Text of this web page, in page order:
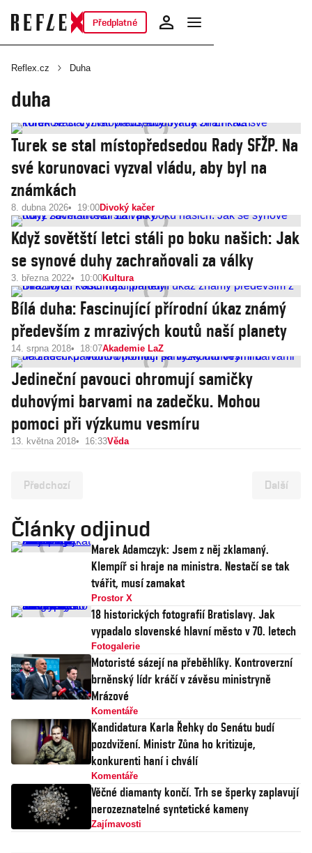
Předplatné
Reflex.cz Duha
duha
Turek se stal místopředsedou Rady SFŽP. Na
své korunovaci vyzval vládu, aby byl na
známkách
8. dubna 2026 19:00Divoký kačer
Když sovětští letci stáli po boku našich: Jak
se synové duhy zachraňovali za války
3. března 2022 10:00Kultura
Bílá duha: Fascinující přírodní úkaz známý
především z mrazivých koutů naší planety
14. srpna 2018 18:07Akademie LaZ
Jedineční pavouci ohromují samičky
duhovými barvami na zadečku. Mohou
pomoci při výzkumu vesmíru
13. května 2018 16:33Věda
Předchozí Další
Články odjinud
Marek Adamczyk: Jsem z něj zklamaný.
Klempíř si hraje na ministra. Nestačí se tak
tvářit, musí zamakat
Prostor X
18 historických fotografií Bratislavy. Jak
vypadalo slovenské hlavní město v 70. letech
Fotogalerie
Motoristé sázejí na přeběhlíky. Kontroverzní
brněnský lídr kráčí v závěsu ministryně
Mrázové
Komentáře
Kandidatura Karla Řehky do Senátu budí
pozdvižení. Ministr Zůna ho kritizuje,
konkurenti haní i chválí
Komentáře
Věčné diamanty končí. Trh se šperky zaplavují
nerozeznatelné syntetické kameny
Zajímavosti